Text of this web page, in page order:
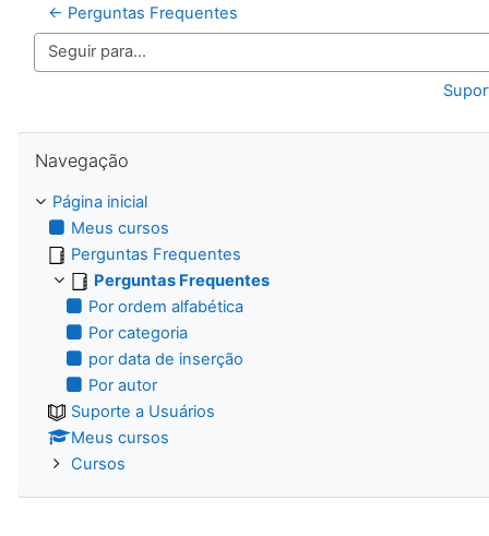
← Perguntas Frequentes
Seguir para...
Navegação
Página inicial
Meus cursos
Perguntas Frequentes
Perguntas Frequentes
Por ordem alfabética
Por categoria
por data de inserção
Por autor
Suporte a Usuários
Meus cursos
Cursos